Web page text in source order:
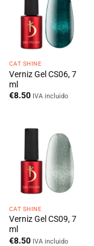
CAT SHINE
Verniz Gel CS06, 7
ml
€8.50 IVA incluido
CAT SHINE
Verniz Gel CS09, 7
ml
€8.50 IVA incluido